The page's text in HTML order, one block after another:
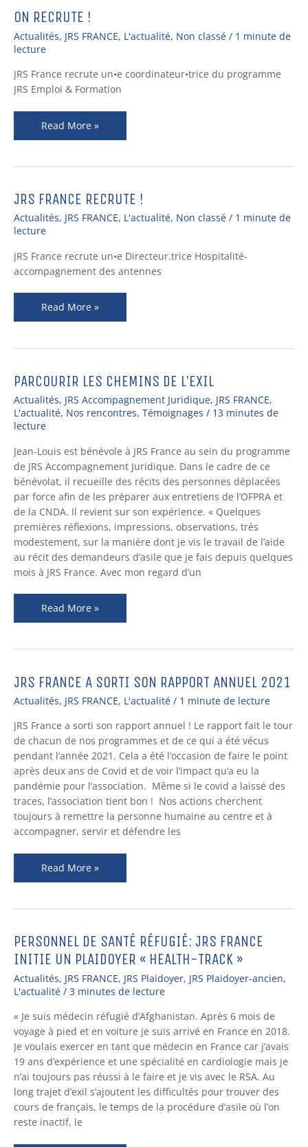
ON RECRUTE !
Actualités, JRS FRANCE, L'actualité, Non classé / 1 minute de
lecture
JRS France recrute un•e coordinateur•trice du programme
JRS Emploi & Formation
On
recrute
!
Read More »
JRS FRANCE RECRUTE !
Actualités, JRS FRANCE, L'actualité, Non classé / 1 minute de
lecture
JRS France recrute un•e Directeur.trice Hospitalité-
accompagnement des antennes
JRS
France
recrute
Read More »
PARCOURIR LES CHEMINS DE L’EXIL
Actualités, JRS Accompagnement Juridique, JRS FRANCE,
L'actualité, Nos rencontres, Témoignages / 13 minutes de
lecture
Jean-Louis est bénévole à JRS France au sein du programme
de JRS Accompagnement Juridique. Dans le cadre de ce
bénévolat, il recueille des récits des personnes déplacées
par force afin de les préparer aux entretiens de l’OFPRA et
de la CNDA. Il revient sur son expérience. « Quelques
premières réflexions, impressions, observations, très
modestement, sur la manière dont je vis le travail de l’aide
au récit des demandeurs d’asile que je fais depuis quelques
mois à JRS France. Avec mon regard d’un
Parcourir
les
chemins
de
Read More »
JRS FRANCE A SORTI SON RAPPORT ANNUEL 2021
Actualités, JRS FRANCE, L'actualité / 1 minute de lecture
JRS France a sorti son rapport annuel ! Le rapport fait le tour
de chacun de nos programmes et de ce qui a été vécus
pendant l’année 2021. Cela a été l’occasion de faire le point
après deux ans de Covid et de voir l’impact qu’a eu la
pandémie pour l’association. Même si le covid a laissé des
traces, l’association tient bon ! Nos actions cherchent
toujours à remettre la personne humaine au centre et à
accompagner, servir et défendre les
JRS
France
sorti
son
rapport
annuel
2021
Read More »
PERSONNEL DE SANTÉ RÉFUGIÉ: JRS FRANCE
INITIE UN PLAIDOYER « HEALTH-TRACK »
Actualités, JRS FRANCE, JRS Plaidoyer, JRS Plaidoyer-ancien,
L'actualité / 3 minutes de lecture
« Je suis médecin réfugié d’Afghanistan. Après 6 mois de
voyage à pied et en voiture je suis arrivé en France en 2018.
Je voulais exercer en tant que médecin en France car j’avais
19 ans d’expérience et une spécialité en cardiologie mais je
n’ai toujours pas réussi à le faire et je vis avec le RSA. Au
long trajet d’exil s’ajoutent les difficultés pour trouver des
cours de français, le temps de la procédure d’asile où l’on
reste inactif, le
Personnel
de
réfugié:
France
initie
un
plaidoyer
« Health-
track »